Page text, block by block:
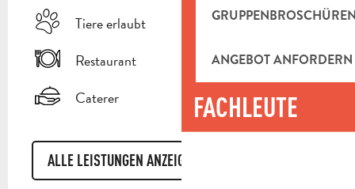
ANGEBOT ANFORDERN
FACHLEUTE
Tiere erlaubt
Restaurant
Caterer
ALLE LEISTUNGEN ANZEIGEN